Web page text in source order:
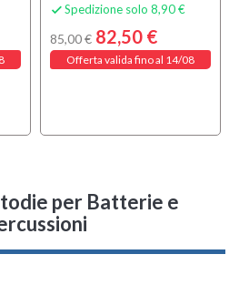
 Spedizione solo 8,90 €
85,00 € 82,50 €
Offerta valida fino al 14/08
per Batterie e